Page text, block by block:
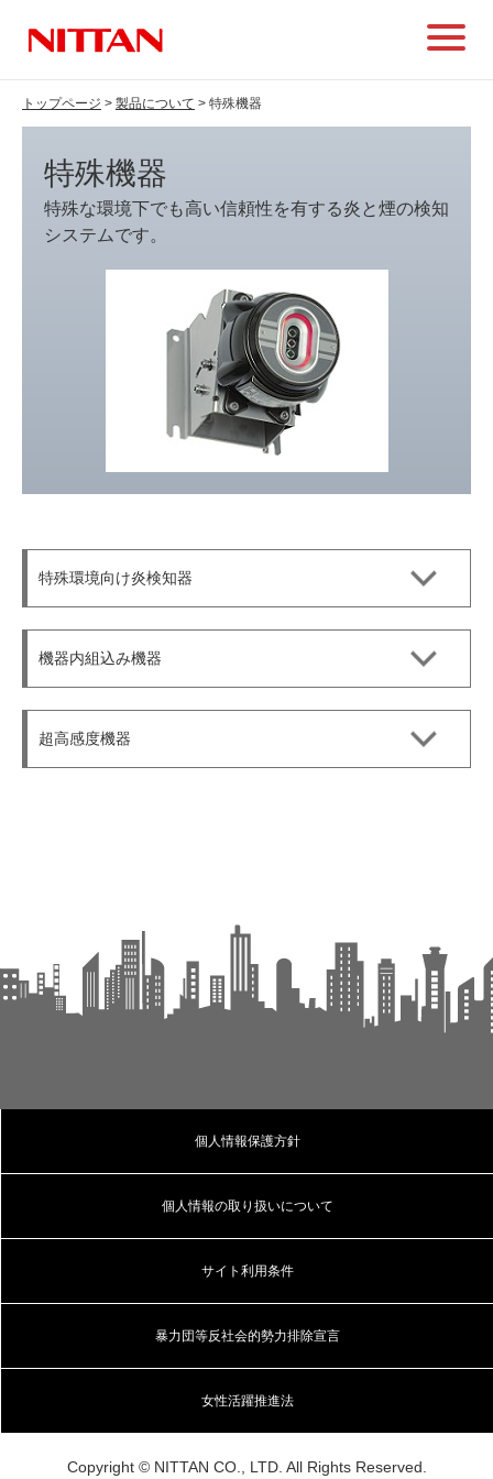
トップページ > 製品について > 特殊機器
特殊機器
特殊な環境下でも高い信頼性を有する炎と煙の検知
システムです。
特殊環境向け炎検知器
機器内組込み機器
超高感度機器
個人情報保護方針
個人情報の取り扱いについて
サイト利用条件
暴力団等反社会的勢力排除宣言
女性活躍推進法
Copyright © NITTAN CO., LTD. All Rights Reserved.